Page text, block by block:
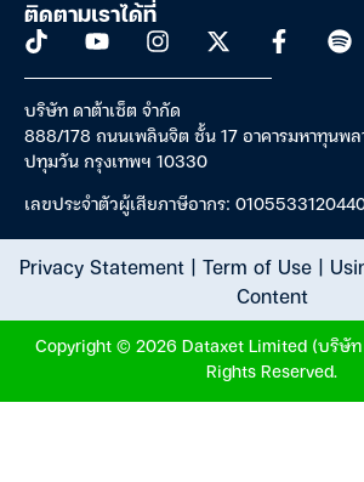
ติดตามเราได้ที่
บริษัท ดาต้าเซ็ต จำกัด
888/178 ถนนเพลินจิต ชั้น 17 อาคารมหาทุนพ
ปทุมวัน กรุงเทพฯ 10330
เลขประจำตัวผู้เสียภาษีอากร:
Privacy Statement| Term of Use|
Content
Copyright © 2026 Dataxet Limited (บริษัท
Rights Reserved.